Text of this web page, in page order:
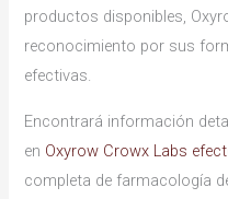
productos disponibles,
reconocimiento por sus
efectivas.
Encontrará información
en Oxyrow Crowx Labs
completa de farmacología